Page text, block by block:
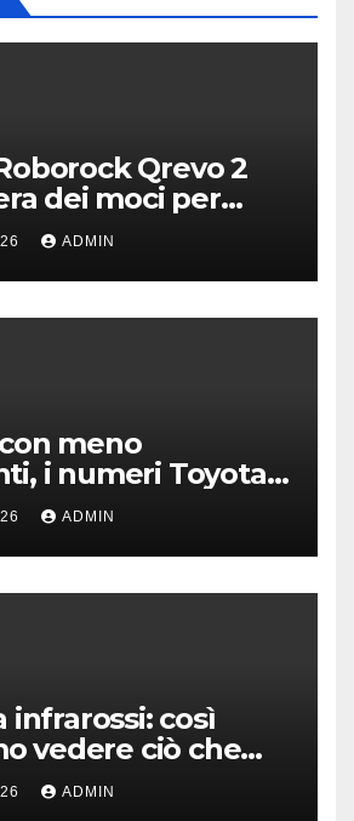
Qrevo 2
dei moci per
| PREZZO
ADMIN
meno
i numeri Toyota
Volkswagen
ADMIN
infrarossi: così
vedere ciò che
ADMIN